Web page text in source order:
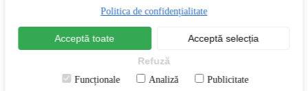
Oase & mușchi
Organism solicitat(108)
Politica de confidențialitate
Acceptă toate Acceptă selecția
Refuză
Funcționale Analiză Publicitate